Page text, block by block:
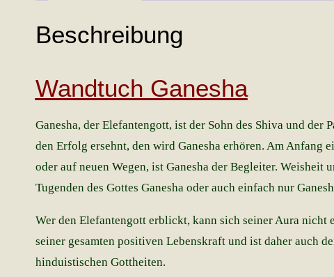
Beschreibung
Wandtuch Ganesha
Ganesha, der Elefantengott, ist der Sohn des Shiva und der
den Erfolg ersehnt, den wird Ganesha erhören. Am Anfang
oder auf neuen Wegen, ist Ganesha der Begleiter. Weisheit
Tugenden des Gottes Ganesha oder auch einfach nur
Wer den Elefantengott erblickt, kann sich seiner Aura nicht
seiner gesamten positiven Lebenskraft und ist daher auch
hinduistischen Gottheiten.